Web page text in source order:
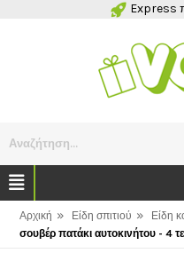
Express
Αναζήτηση...
Αρχική » Είδη σπιτιού » Είδη
σουβέρ πατάκι αυτοκινήτου - 4